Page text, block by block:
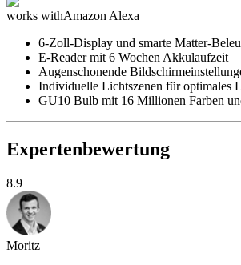
works withAmazon Alexa
6-Zoll-Display und smarte Matter-
E-Reader mit 6 Wochen Akkulaufzeit
Augenschonende
Individuelle Lichtszenen für optimales
GU10 Bulb mit 16 Millionen Farben
Expertenbewertung
8.9
Moritz